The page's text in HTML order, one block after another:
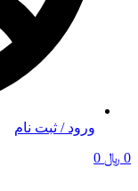
ورود / ثبت نام
0 ﷼ 0